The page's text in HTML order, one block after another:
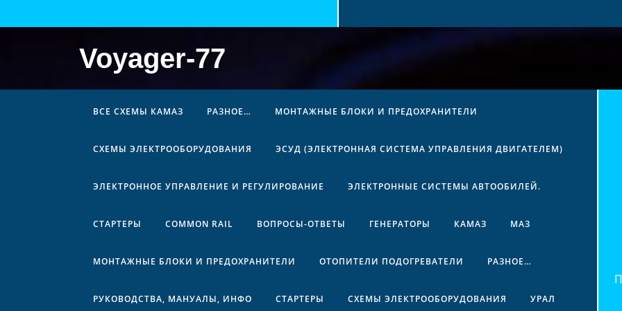
Voyager-77
ВСЕ СХЕМЫ КАМАЗ РАЗНОЕ… МОНТАЖНЫЕ БЛОКИ И ПРЕДОХРАНИТЕЛИ
СХЕМЫ ЭЛЕКТРООБОРУДОВАНИЯ ЭСУД (ЭЛЕКТРОННАЯ СИСТЕМА УПРАВЛЕНИЯ ДВИГАТЕЛЕМ)
ЭЛЕКТРОННОЕ УПРАВЛЕНИЕ И РЕГУЛИРОВАНИЕ ЭЛЕКТРОННЫЕ СИСТЕМЫ АВТООБИЛЕЙ.
СТАРТЕРЫ COMMON RAIL ВОПРОСЫ-ОТВЕТЫ ГЕНЕРАТОРЫ КАМАЗ МАЗ
МОНТАЖНЫЕ БЛОКИ И ПРЕДОХРАНИТЕЛИ ОТОПИТЕЛИ ПОДОГРЕВАТЕЛИ РАЗНОЕ…
РУКОВОДСТВА, МАНУАЛЫ, ИНФО СТАРТЕРЫ СХЕМЫ ЭЛЕКТРООБОРУДОВАНИЯ УРАЛ